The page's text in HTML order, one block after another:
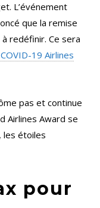
L’événement
que la remise
redéfinir. Ce sera
COVID-19 Airlines
pas et continue
Airlines Award se
les étoiles
pour